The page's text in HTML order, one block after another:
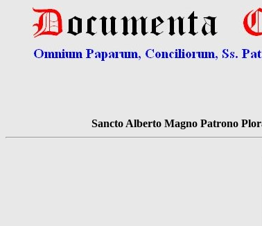
Sancto Alberto Magno Patrono